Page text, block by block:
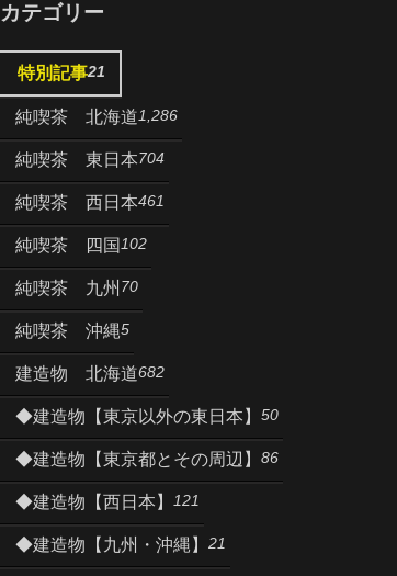
カテゴリー
特別記事21
純喫茶 北海道1,286
純喫茶 東日本704
純喫茶 西日本461
純喫茶 四国 102
純喫茶 九州 70
純喫茶 沖縄5
建造物 北海道682
◆建造物【東京以外の東日本】 50
◆建造物【東京都とその周辺】 86
◆建造物【西日本】 121
◆建造物【九州・沖縄】 21